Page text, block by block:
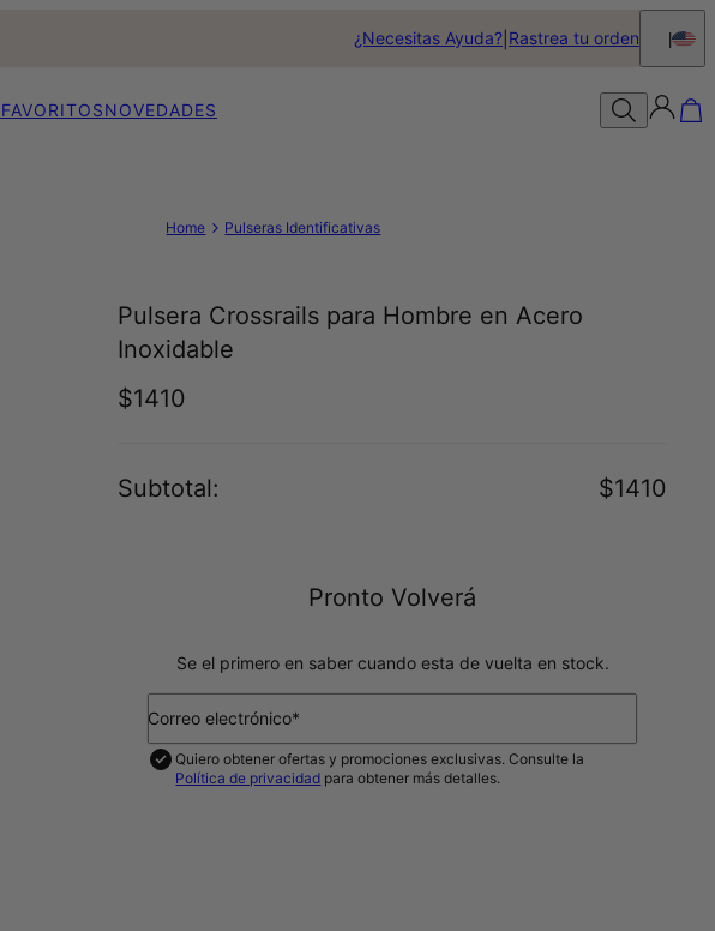
¿Necesitas Ayuda? Rastrea tu orden
FAVORITOSNOVEDADES
Home Pulseras Identificativas
Pulsera Crossrails para Hombre en Acero
Inoxidable
$1410
Subtotal: $1410
Pronto Volverá
Se el primero en saber cuando esta de vuelta en stock.
Correo electrónico*
Quiero obtener ofertas y promociones exclusivas. Consulte la
Política de privacidad para obtener más detalles.